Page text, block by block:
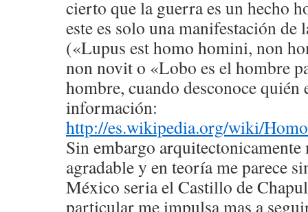
cierto que la guerra es un hecho
este es solo una manifestación
(«Lupus est homo homini, non
non novit o «Lobo es el hombre
hombre, cuando desconoce quién
información:
http://es.wikipedia.org/wiki/
Sin embargo arquitectonicamente
agradable y en teoría me parece
México seria el Castillo de
particular me impulsa mas a